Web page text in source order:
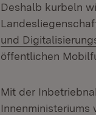
Deshalb kurbeln
und
öffentlichen
Mit der